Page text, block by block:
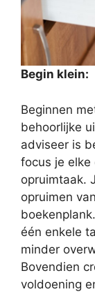
Begin klein:
Beginnen
behoorlijke
adviseer is
focus je elke
opruimtaak.
opruimen
één enkele
minder
Bovendien
voldoening